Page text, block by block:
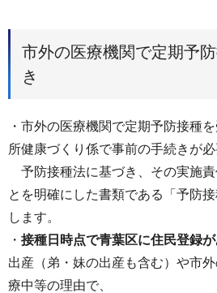
市外の医療機関で定期予
き
・市外の医療機関で定期予防接種
所健康づくり係で事前の手続きが必
予防接種法に基づき、その実施責
とを明確にした書類である「予防
します。
・ 接種日時点で青葉区に住民登録が
出産（弟・妹の出産も含む）や市
療中等の理由で、